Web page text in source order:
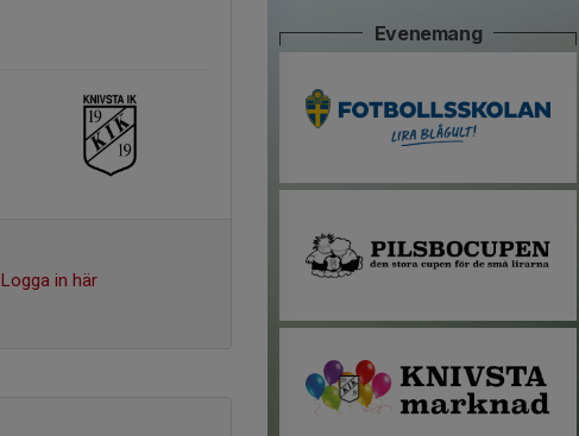
Logga in här
Evenemang